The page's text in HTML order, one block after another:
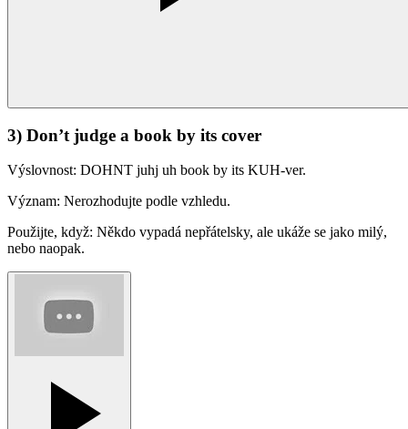
3) Don’t judge a book by its cover
Výslovnost: DOHNT juhj uh book by its KUH-ver.
Význam: Nerozhodujte podle vzhledu.
Použijte, když: Někdo vypadá nepřátelsky, ale ukáže se jako milý,
nebo naopak.